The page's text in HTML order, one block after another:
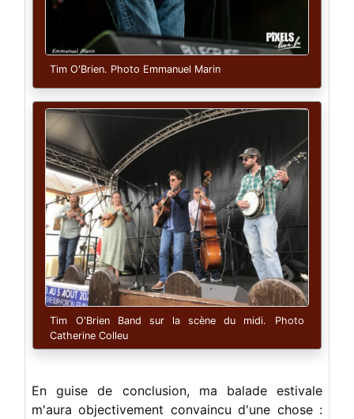
Tim O'Brien. Photo Emmanuel Marin
Tim O'Brien Band sur la scène du midi. Photo
Catherine Colleu
En guise de conclusion, ma balade estivale
m'aura objectivement convaincu d'une chose :